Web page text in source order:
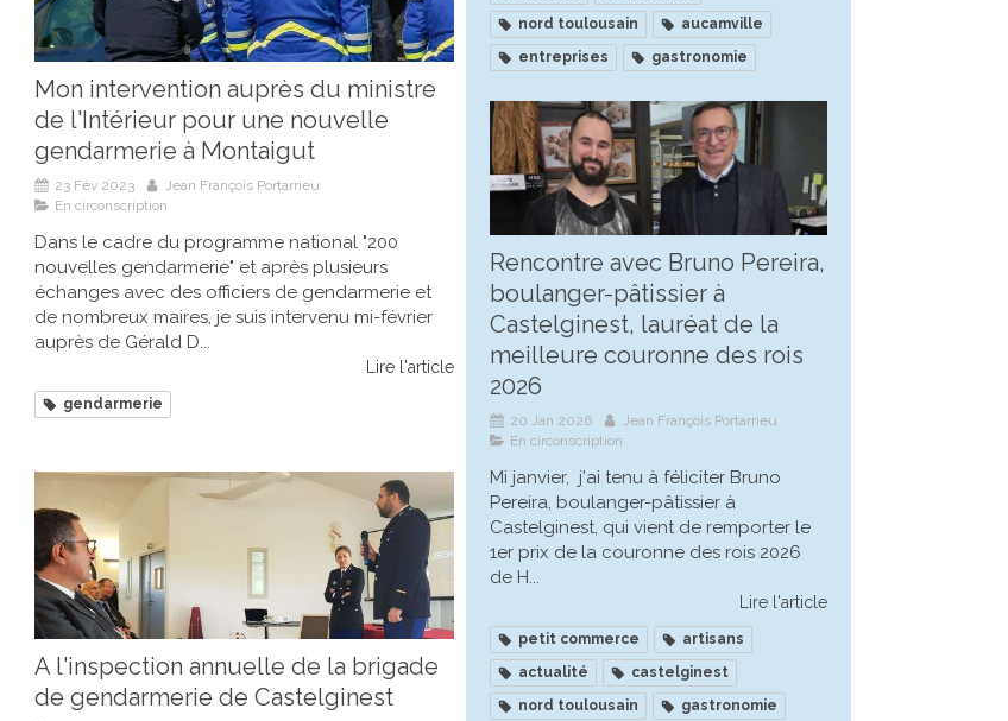
Mon intervention auprès du ministre
de l'Intérieur pour une nouvelle
gendarmerie à Montaigut
23 Fév 2023
Jean François Portarrieu
En circonscription
Dans le cadre du programme national "200
nouvelles gendarmerie" et après plusieurs
échanges avec des officiers de gendarmerie et
de nombreux maires, je suis intervenu mi-février
auprès de Gérald D...
Lire l'article
gendarmerie
A l'inspection annuelle de la brigade
de gendarmerie de Castelginest
nord toulousain
aucamville
entreprises
gastronomie
Rencontre avec Bruno Pereira,
boulanger-pâtissier à
Castelginest, lauréat de la
meilleure couronne des rois
2026
20 Jan 2026
Jean François Portarrieu
En circonscription
Mi janvier, j'ai tenu à féliciter Bruno
Pereira, boulanger-pâtissier à
Castelginest, qui vient de remporter le
1er prix de la couronne des rois 2026
de H...
Lire l'article
petit commerce
artisans
actualité
castelginest
nord toulousain
gastronomie